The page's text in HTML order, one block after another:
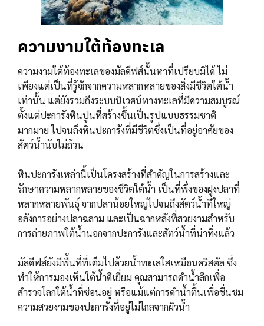
ความงามใต้ท้องทะเล
ความงามใต้ท้องทะเลของมัลดีฟส์นั้นหาที่เปรียบมิได้ ไม่
เพียงแต่เป็นที่รู้จักจากความหลากหลายของสิ่งมีชีวิตใต้น้ำ
เท่านั้น แต่ยังรวมถึงระบบนิเวศน์ทางทะเลที่มีความสมบูรณ์
ตั้งแต่ปะการังหินปูนที่สร้างขึ้นเป็นรูปแบบธรรมชาติ
มากมาย ไปจนถึงหินปะการังที่มีชีวิตซึ่งเป็นที่อยู่อาศัยของ
สัตว์น้ำนับไม่ถ้วน
หินปะการังเหล่านี้เป็นโครงสร้างที่สำคัญในการสร้างและ
รักษาความหลากหลายของชีวิตใต้น้ำ เป็นที่พึ่งของฝูงปลาที่
หลากหลายพันธุ์ จากปลาน้อยใหญ่ไปจนถึงสัตว์น้ำที่ใหญ่
อลังการอย่างปลาฉลาม และเป็นฉากหลังที่สวยงามสำหรับ
การถ่ายภาพใต้น้ำนอกจากปะการังและสัตว์น้ำที่น่าทึ่งแล้ว
มัลดีฟส์ยังมีพื้นที่ที่เต็มไปด้วยน้ำทะเลใสเหมือนคริสตัล ซึ่ง
ทำให้การมองเห็นใต้น้ำดีเยี่ยม คุณสามารถดำน้ำลึกเพื่อ
สำรวจโลกใต้น้ำที่ซ่อนอยู่ หรือแม้แต่การดำน้ำตื้นเพื่อชื่นชม
ความสวยงามของปะการังที่อยู่ไม่ไกลจากผิวน้ำ